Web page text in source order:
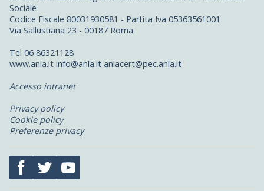
Sociale
Codice Fiscale 80031930581 - Partita Iva 05363561001
Via Sallustiana 23 - 00187 Roma
Tel 06 86321128
www.anla.it info@anla.it anlacert@pec.anla.it
Accesso intranet
Privacy policy
Cookie policy
Preferenze privacy